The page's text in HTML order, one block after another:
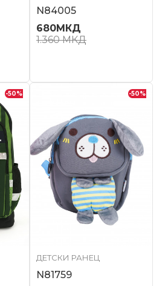
N84005
680МКД
1.360МКД
-50% -50%
ДЕТСКИ РАНЕЦ
N81759